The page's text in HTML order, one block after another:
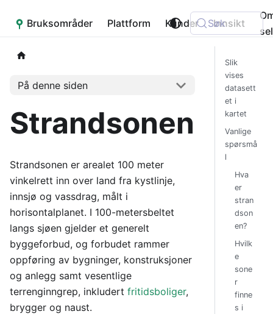
Placepoint
Bruksområder Plattform Kunder Innsikt
Søk
På denne siden
Strandsonen
Strandsonen er arealet 100 meter
vinkelrett inn over land fra kystlinje,
innsjø og vassdrag, målt i
horisontalplanet. I 100-metersbeltet
langs sjøen gjelder et generelt
byggeforbud, og forbudet rammer
oppføring av bygninger, konstruksjoner
og anlegg samt vesentlige
terrenginngrep, inkludert fritidsboliger,
brygger og naust.
Slik
vises
datasett
et i
kartet
Vanlige
spørsmå
l
Hva
er
stran
dson
en?
Hvilk
e
sone
r
finne
s i